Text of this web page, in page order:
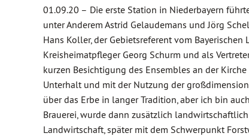
01.09.20 – Die erste Station in Niederbayern
unter Anderem Astrid Gelaudemans und Jörg
Hans Koller, der Gebietsreferent vom
Kreisheimatpfleger Georg Schurm und als
kurzen Besichtigung des Ensembles an der
Unterhalt und mit der Nutzung der
über das Erbe in langer Tradition, aber ich bin
Brauerei, wurde dann zusätzlich
Landwirtschaft, später mit dem Schwerpunkt